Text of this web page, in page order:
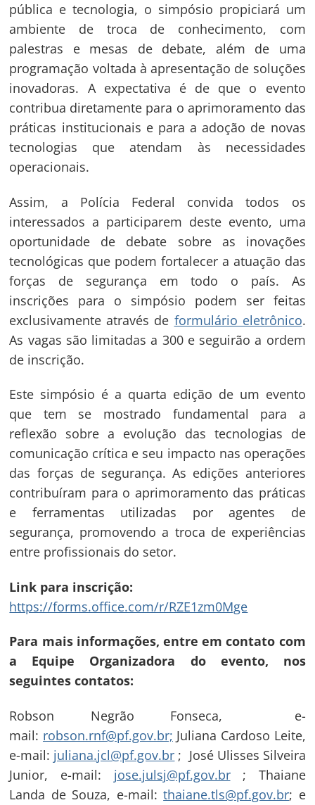
pública e tecnologia, o simpósio propiciará um
ambiente de troca de conhecimento, com
palestras e mesas de debate, além de uma
programação voltada à apresentação de soluções
inovadoras. A expectativa é de que o evento
contribua diretamente para o aprimoramento das
práticas institucionais e para a adoção de novas
tecnologias que atendam às necessidades
operacionais.
Assim, a Polícia Federal convida todos os
interessados a participarem deste evento, uma
oportunidade de debate sobre as inovações
tecnológicas que podem fortalecer a atuação das
forças de segurança em todo o país. As
inscrições para o simpósio podem ser feitas
exclusivamente através de formulário eletrônico.
As vagas são limitadas a 300 e seguirão a ordem
de inscrição.
Este simpósio é a quarta edição de um evento
que tem se mostrado fundamental para a
reflexão sobre a evolução das tecnologias de
comunicação crítica e seu impacto nas operações
das forças de segurança. As edições anteriores
contribuíram para o aprimoramento das práticas
e ferramentas utilizadas por agentes de
segurança, promovendo a troca de experiências
entre profissionais do setor.
Link para inscrição:
https://forms.office.com/r/RZE1zm0Mge
Para mais informações, entre em contato com
a Equipe Organizadora do evento, nos
seguintes contatos:
Robson Negrão Fonseca, e-
mail: robson.rnf@pf.gov.br; Juliana Cardoso Leite,
e-mail: juliana.jcl@pf.gov.br ; José Ulisses Silveira
Junior, e-mail: jose.julsj@pf.gov.br; Thaiane
Landa de Souza, e-mail:thaiane.tls@pf.gov.br; e
Navegação
de
Post